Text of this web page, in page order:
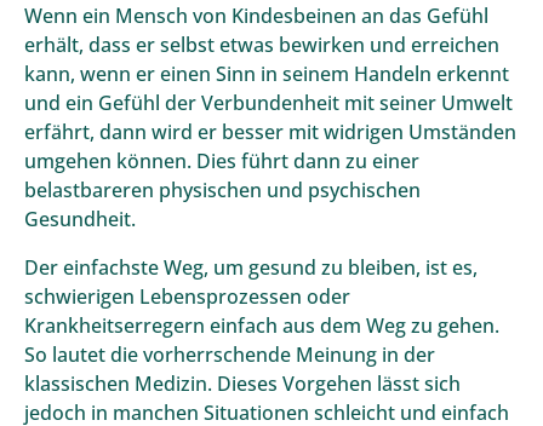
Wenn ein Mensch von Kindesbeinen an das Gefühl
erhält, dass er selbst etwas bewirken und erreichen
kann, wenn er einen Sinn in seinem Handeln erkennt
und ein Gefühl der Verbundenheit mit seiner Umwelt
erfährt, dann wird er besser mit widrigen Umständen
umgehen können. Dies führt dann zu einer
belastbareren physischen und psychischen
Gesundheit.
Der einfachste Weg, um gesund zu bleiben, ist es,
schwierigen Lebensprozessen oder
Krankheitserregern einfach aus dem Weg zu gehen.
So lautet die vorherrschende Meinung in der
klassischen Medizin. Dieses Vorgehen lässt sich
jedoch in manchen Situationen schleicht und einfach